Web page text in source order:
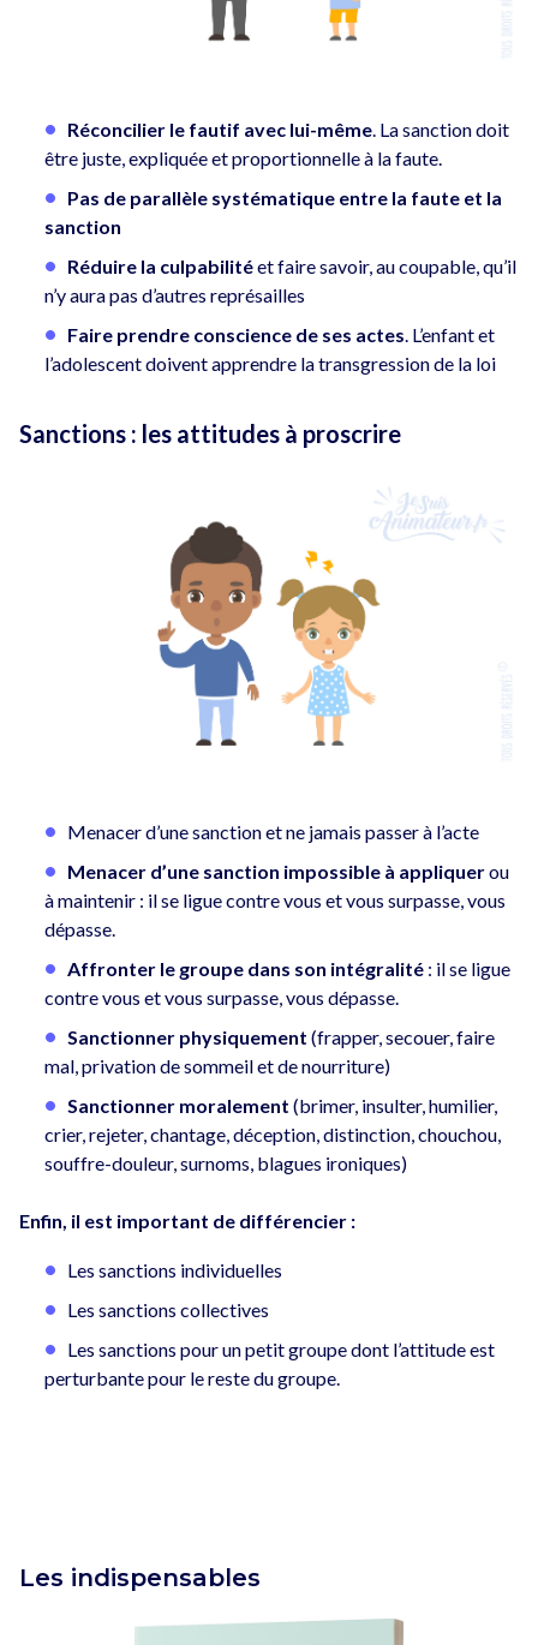
Réconcilier le fautif avec lui-même. La sanction doit
être juste, expliquée et proportionnelle à la faute.
Pas de parallèle systématique entre la faute et la
sanction
Réduire la culpabilitéet faire savoir, au coupable, qu’il
n’y aura pas d’autres représailles
Faire prendre conscience de ses actes . L’enfant et
l’adolescent doivent apprendre la transgression de la loi
Sanctions : les attitudes à proscrire
Menacer d’une sanction et ne jamais passer à l’acte
Menacer d’une sanction impossible à appliquerou
à maintenir : il se ligue contre vous et vous surpasse, vous
dépasse.
Affronter le groupe dans son intégralité: il se ligue
contre vous et vous surpasse, vous dépasse.
Sanctionner physiquement (frapper, secouer, faire
mal, privation de sommeil et de nourriture)
Sanctionner moralement (brimer, insulter, humilier,
crier, rejeter, chantage, déception, distinction, chouchou,
souffre-douleur, surnoms, blagues ironiques)
Enfin, il est important de différencier :
Les sanctions individuelles
Les sanctions collectives
Les sanctions pour un petit groupe dont l’attitude est
perturbante pour le reste du groupe.
Les indispensables